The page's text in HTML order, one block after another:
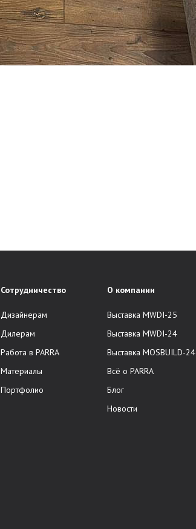
Сотрудничество
Дизайнерам
Дилерам
Работа в PARRA
Материалы
Портфолио
О компании
Выставка MWDI-25
Выставка MWDI-24
Выставка MOSBUILD-24
Всё о PARRA
Блог
Новости